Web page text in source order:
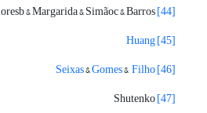
[44]
[45]
Huang
[46]
Seixas&Gomes&Filho
[47]